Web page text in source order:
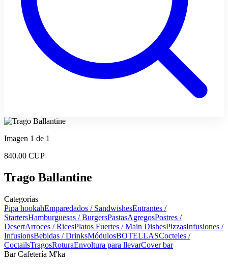
Imagen 1 de 1
840.00 CUP
Trago Ballantine
Categorías
Pipa hookahEmparedados / SandwishesEntrantes /
StartersHamburguesas / BurgersPastasAgregosPostres /
DesertArroces / RicesPlatos Fuertes / Main DishesPizzasInfusiones /
InfusionsBebidas / DrinksMódulosBOTELLASCocteles /
CoctailsTragosRoturaEnvoltura para llevarCover bar
Bar Cafetería M'ka